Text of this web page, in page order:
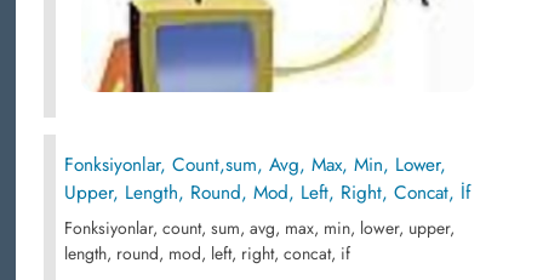
Fonksiyonlar, Count,sum, Avg, Max, Min, Lower,
Upper, Length, Round, Mod, Left, Right, Concat, İf
Fonksiyonlar, count, sum, avg, max, min, lower, upper,
length, round, mod, left, right, concat, if